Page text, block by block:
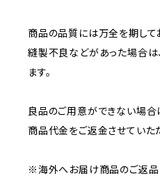
商品の品質には万全を期して
縫製不良などがあった場合は
ます。
良品のご用意ができない場合
商品代金をご返金させていた
※海外へお届け商品のご返品